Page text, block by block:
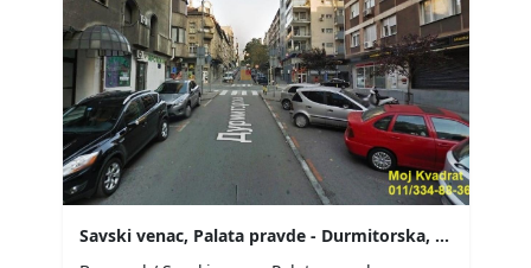
Savski venac, Palata pravde - Durmitorska, 52m2